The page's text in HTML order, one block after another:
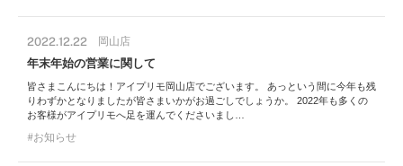
2022.12.22 岡山店
年末年始の営業に関して
皆さまこんにちは！アイプリモ岡山店でございます。 あっという間に今年も残
りわずかとなりましたが皆さまいかがお過ごしでしょうか。 2022年も多くの
お客様がアイプリモへ足を運んでくださいまし…
お知らせ